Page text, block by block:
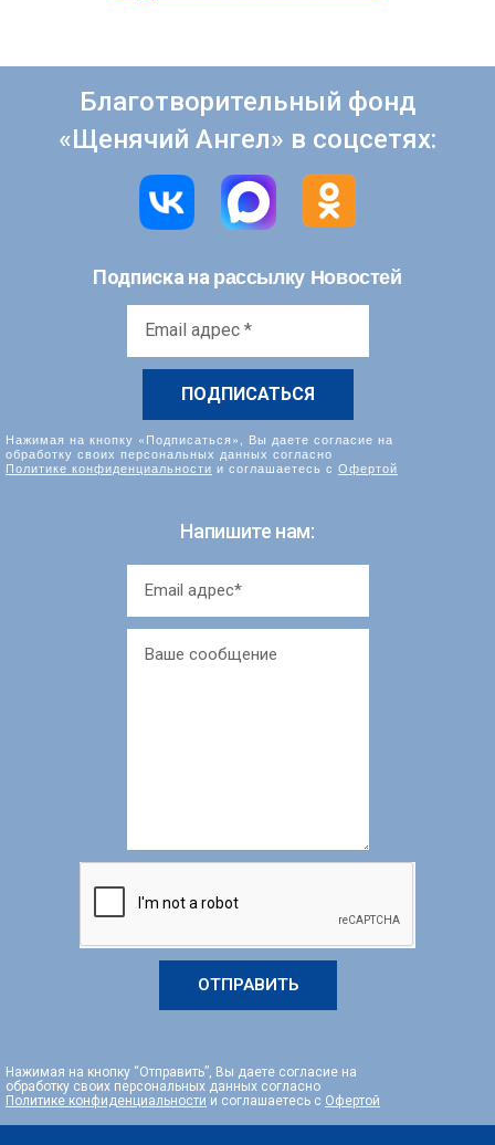
Благотворительный фонд
«Щенячий Ангел» в соцсетях:
Подписка на рассылку Новостей
Нажимая на кнопку «Подписаться», Вы даете согласие на
обработку своих персональных данных согласно
Политике конфиденциальности и соглашаетесь с Офертой
Напишите нам:
ОТПРАВИТЬ
Нажимая на кнопку “Отправить”, Вы даете согласие на
обработку своих персональных данных согласно
Политике конфиденциальности и соглашаетесь с Офертой